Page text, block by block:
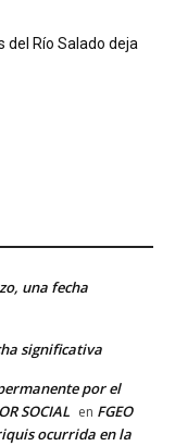
del Río Salado deja
una fecha
significativa
por el
SOCIAL en FGEO
ocurrida en la